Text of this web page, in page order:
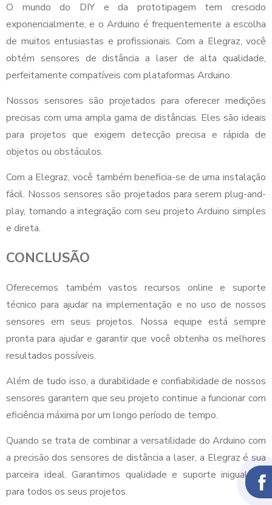
O mundo do DIY e da prototipagem tem crescido
exponencialmente, e o Arduino é frequentemente a escolha
de muitos entusiastas e profissionais. Com a Elegraz, você
obtém sensores de distância a laser de alta qualidade,
perfeitamente compatíveis com plataformas Arduino.
Nossos sensores são projetados para oferecer medições
precisas com uma ampla gama de distâncias. Eles são ideais
para projetos que exigem detecção precisa e rápida de
objetos ou obstáculos.
Com a Elegraz, você também beneficia-se de uma instalação
fácil. Nossos sensores são projetados para serem plug-and-
play, tornando a integração com seu projeto Arduino simples
e direta.
CONCLUSÃO
Oferecemos também vastos recursos online e suporte
técnico para ajudar na implementação e no uso de nossos
sensores em seus projetos. Nossa equipe está sempre
pronta para ajudar e garantir que você obtenha os melhores
resultados possíveis.
Além de tudo isso, a durabilidade e confiabilidade de nossos
sensores garantem que seu projeto continue a funcionar com
eficiência máxima por um longo período de tempo.
Quando se trata de combinar a versatilidade do Arduino com
a precisão dos sensores de distância a laser, a Elegraz é sua
parceira ideal. Garantimos qualidade e suporte inigualável
para todos os seus projetos.